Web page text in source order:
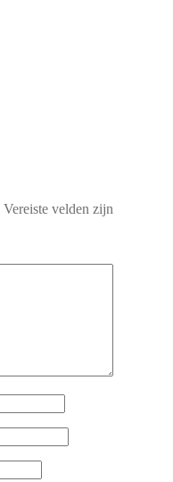
Vereiste velden zijn